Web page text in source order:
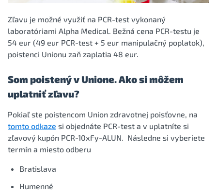
Zľavu je možné využiť na PCR-test vykonaný
laboratóriami Alpha Medical. Bežná cena PCR-testu je
54 eur (49 eur PCR-test + 5 eur manipulačný poplatok),
poistenci Unionu zaň zaplatia 48 eur.
Som poistený v Unione. Ako si môžem
uplatniť zľavu?
Pokiaľ ste poistencom Union zdravotnej poisťovne, na
tomto odkaze si objednáte PCR-test a v uplatníte si
zľavový kupón PCR-10xFy-ALUN. Následne si vyberiete
termín a miesto odberu
Bratislava
Humenné